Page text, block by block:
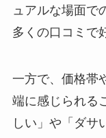
ュアルな場面で
多くの口コミで
一方で、価格帯
端に感じられる
しい」や「ダサ